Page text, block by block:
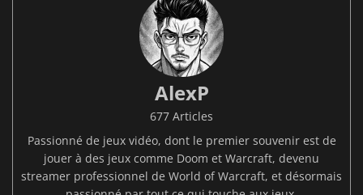
AlexP
677 Articles
Passionné de jeux vidéo, dont le premier souvenir est de
jouer à des jeux comme Doom et Warcraft, devenu
streamer professionnel de World of Warcraft, et désormais